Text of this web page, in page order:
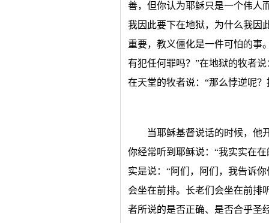
善，但你认为耶稣只是一个伟人
我因此要下在地狱，为什么我因
重要，教义僵化是一件可怕的事
有犯任何罪吗？”在地狱的牧者
在天堂的牧者说：“那么悖逆呢
当耶稣基督说话的时候，他
你经常听到耶稣说：“我实实在
实是说：“阿们，阿们，我告诉
会坐在前排。长老们会坐在前排
者所说的是否正确、是否合乎圣